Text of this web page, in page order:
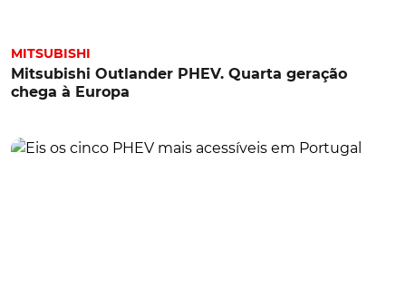
MITSUBISHI
Mitsubishi Outlander PHEV. Quarta geração
chega à Europa